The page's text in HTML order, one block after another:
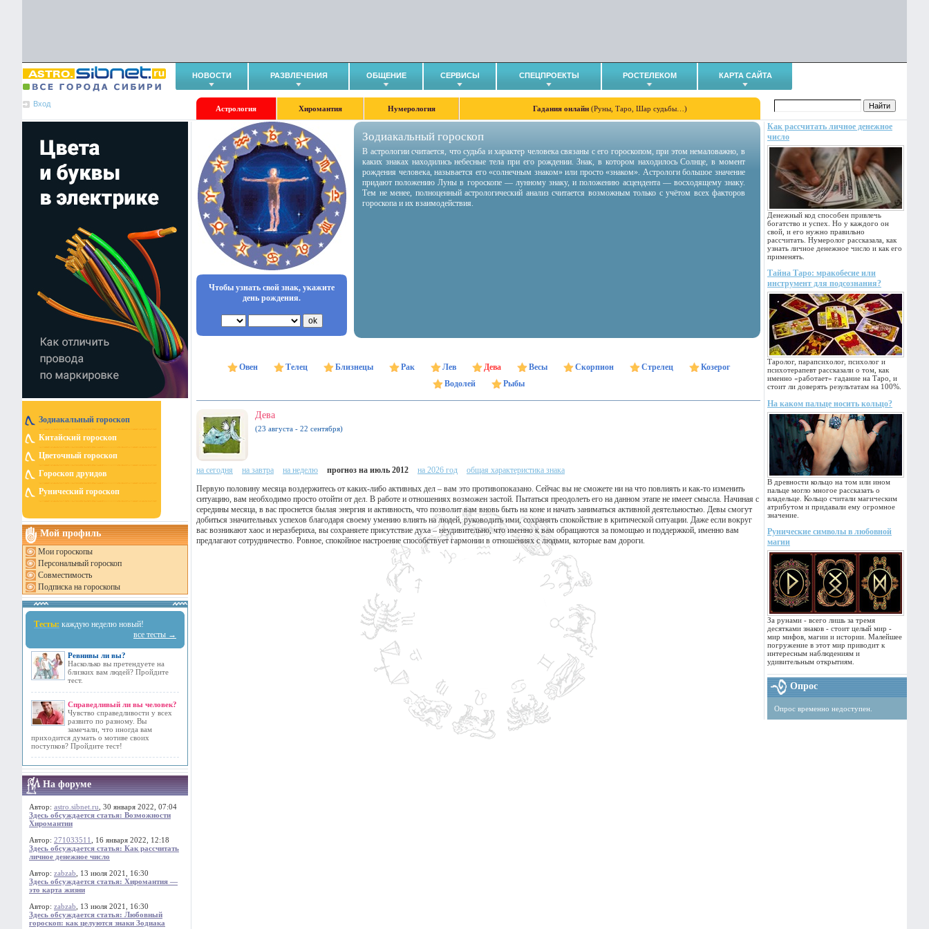
НОВОСТИ РАЗВЛЕЧЕНИЯ ОБЩЕНИЕ СЕРВИСЫ СПЕЦПРОЕКТЫ РОСТЕЛЕКОМ КАРТА САЙТА
Вход
Астрология Хиромантия Нумерология Гадания онлайн (Руны, Таро, Шар судьбы…)
Зодиакальный гороскоп
Китайский гороскоп
Цветочный гороскоп
Гороскоп друидов
Рунический гороскоп
Мой профиль
Мои гороскопы
Персональный гороскоп
Совместимость
Подписка на гороскопы
Тесты: каждую неделю новый!
все тесты →
Ревнивы ли вы?
Насколько вы претендуете на
близких вам людей? Пройдите
тест.
Справедливый ли вы человек?
Чувство справедливости у всех
развито по разному. Вы
замечали, что иногда вам
приходится думать о мотиве своих
поступков? Пройдите тест!
На форуме
Автор: astro.sibnet.ru , 30 января 2022, 07:04
Здесь обсуждается статья: Возможности
Хиромантии
Автор: 271033511
, 16 января 2022, 12:18
Здесь обсуждается статья: Как рассчитать
личное денежное число
Автор: zabzab , 13 июля 2021, 16:30
Здесь обсуждается статья: Хиромантия —
это карта жизни
Автор: zabzab , 13 июля 2021, 16:30
Здесь обсуждается статья: Любовный
гороскоп: как целуются знаки Зодиака
Как рассчитать личное денежное
число
Денежный код способен привлечь
богатство и успех. Но у каждого он
свой, и его нужно правильно
рассчитать. Нумеролог рассказала, как
узнать личное денежное число и как его
применять.
Тайна Таро: мракобесие или
инструмент для подсознания?
Таролог, парапсихолог, психолог и
психотерапевт рассказали о том, как
именно «работает» гадание на Таро, и
стоит ли доверять результатам на 100%.
На каком пальце носить кольцо?
В древности кольцо на том или ином
пальце могло многое рассказать о
владельце. Кольцо считали магическим
атрибутом и придавали ему огромное
значение.
Рунические символы в любовной
магии
За рунами - всего лишь за тремя
десятками знаков - стоит целый мир -
мир мифов, магии и истории. Малейшее
погружение в этот мир приводит к
интересным наблюдениям и
удивительным открытиям.
Опрос
Опрос временно недоступен.
Чтобы узнать свой знак, укажите
день рождения.
Зодиакальный гороскоп
В астрологии считается, что судьба и характер человека связаны с его гороскопом, при этом немаловажно, в
каких знаках находились небесные тела при его рождении. Знак, в котором находилось Солнце, в момент
рождения человека, называется его «солнечным знаком» или просто «знаком». Астрологи большое значение
придают положению Луны в гороскопе — лунному знаку, и положению асцендента — восходящему знаку.
Тем не менее, полноценный астрологический анализ считается возможным только с учётом всех факторов
гороскопа и их взаимодействия.
Овен Телец Близнецы Рак Лев Дева Весы Скорпион Стрелец
Козерог
Водолей
Рыбы
Дева
(23 августа - 22 сентября)
на сегодня на завтра на неделю прогноз на июль 2012 на 2026 год
общая характеристика знака
Первую половину месяца воздержитесь от каких-либо активных дел – вам это противопоказано. Сейчас вы не сможете ни на что повлиять и как-то изменить
ситуацию, вам необходимо просто отойти от дел. В работе и отношениях возможен застой. Пытаться преодолеть его на данном этапе не имеет смысла. Начиная с
середины месяца, в вас проснется былая энергия и активность, что позволит вам вновь быть на коне и начать заниматься активной деятельностью. Девы смогут
добиться значительных успехов благодаря своему умению влиять на людей, руководить ими, сохранять спокойствие в критической ситуации. Даже если вокруг
вас возникают хаос и неразбериха, вы сохраняете присутствие духа – неудивительно, что именно к вам обращаются за помощью и поддержкой, именно вам
предлагают сотрудничество. Ровное, спокойное настроение способствует гармонии в отношениях с людьми, которые вам дороги.